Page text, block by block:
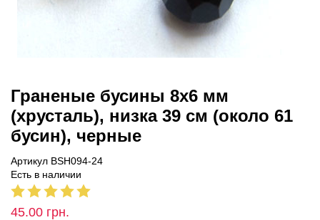
Граненые бусины 8х6 мм
(хрусталь), низка 39 см (около 61
бусин), черные
Артикул BSH094-24
Есть в наличии
45.00 грн.